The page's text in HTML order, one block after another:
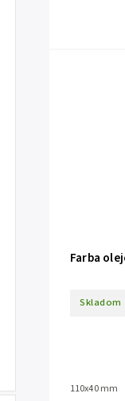
Farba
Skladom
110x40 mm